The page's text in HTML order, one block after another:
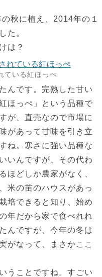
秋に植え、2014年の１
た。
は？
ている紅ほっぺ
んです。完熟した甘い
ほっぺ」という品種で
が、直売なので市場に
があって甘味を引き立
ね。寒さに強い品種な
いんですが、その代わ
ほどしか農家がなく、
米の苗のハウスがあっ
培できると知り、始め
年だから家で食べれれ
んですが、今年の冬は
がなって、まさかここ
うことですね。すごい